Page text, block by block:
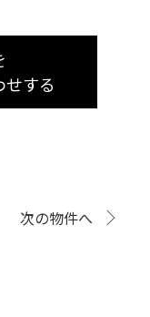
せする
次の物件へ